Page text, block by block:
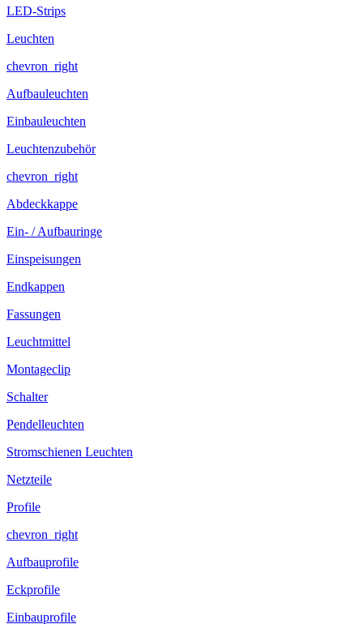
LED-Strips
Leuchten
chevron_right
Aufbauleuchten
Einbauleuchten
Leuchtenzubehör
chevron_right
Abdeckkappe
Ein- / Aufbauringe
Einspeisungen
Endkappen
Fassungen
Leuchtmittel
Montageclip
Schalter
Pendelleuchten
Stromschienen Leuchten
Netzteile
Profile
chevron_right
Aufbauprofile
Eckprofile
Einbauprofile